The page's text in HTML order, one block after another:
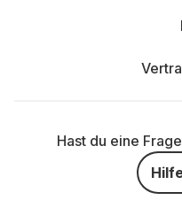
Hast du eine